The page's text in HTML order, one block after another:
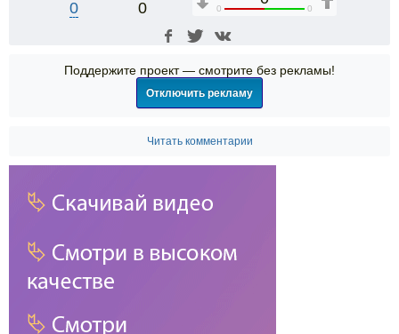
0 0 0 0
Поддержите проект — смотрите без рекламы!
Отключить рекламу
Читать комментарии